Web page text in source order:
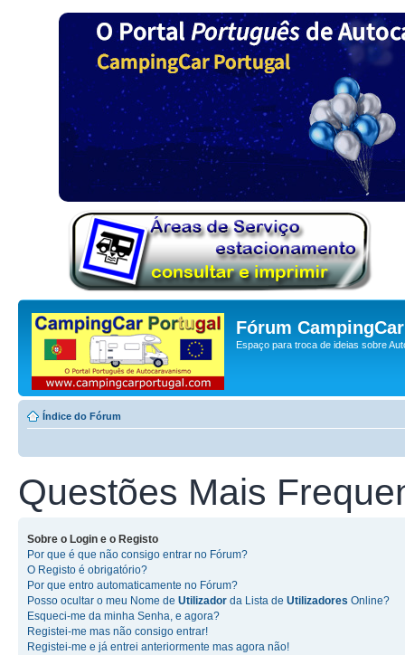
Fórum
Espaço para troca de ideias sobre
Índice do Fórum
Questões Mais
Sobre o Login e o Registo
Por que é que não consigo entrar no Fórum?
O Registo é obrigatório?
Por que entro automaticamente no Fórum?
Posso ocultar o meu Nome de Utilizador da Lista de Utilizadores Online?
Esqueci-me da minha Senha, e agora?
Registei-me mas não consigo entrar!
Registei-me e já entrei anteriormente mas agora não!